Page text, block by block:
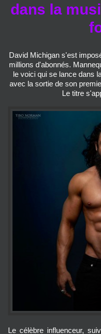
dans la
David Michigan s'est
millions d'abonnés.
le voici qui se lance dans
avec la sortie de son
Le titre
Le célèbre influenceur, suivi par des millions de fans sur les